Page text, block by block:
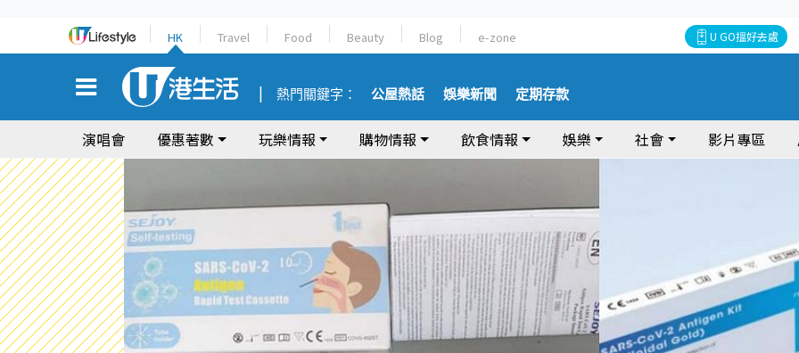
HK Travel Food Beauty Blog e-zone U GO搵好去處
熱門關鍵字： 公屋熱話 娛樂新聞 定期存款
演唱會 優惠著數 玩樂情報 購物情報 飲食情報 娛樂 社會 影片專區